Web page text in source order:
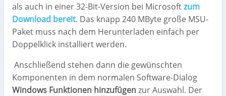
als auch in einer 32-Bit-Version bei Microsoftzum
Download bereit. Das knapp 240 MByte große MSU-
Paket muss nach dem Herunterladen einfach per
Doppelklick installiert werden.
Anschließend stehen dann die gewünschten
Komponenten in dem normalen Software-Dialog
Windows Funktionen hinzufügenzur Auswahl. Der